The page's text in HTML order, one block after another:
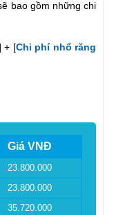
bao gồm những chi
+ [Chi phí nhổ răng
Giá VNĐ
23.800.000
23.800.000
35.720.000